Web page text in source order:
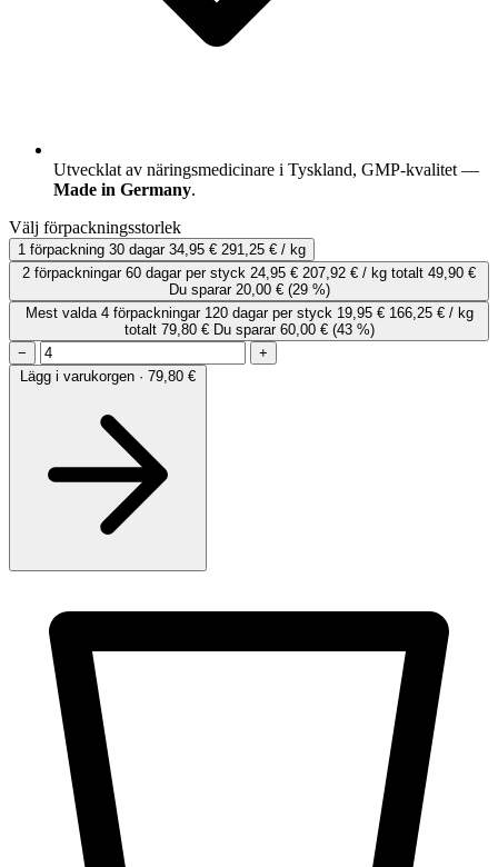
Utvecklat av näringsmedicinare i Tyskland, GMP-kvalitet —
Made in Germany.
Välj förpackningsstorlek
1 förpackning 30 dagar 34,95 € 291,25 € / kg
2 förpackningar 60 dagar per styck 24,95 € 207,92 € / kg totalt 49,90 €
Du sparar 20,00 € (29 %)
Mest valda 4 förpackningar 120 dagar per styck 19,95 € 166,25 € / kg
totalt 79,80 € Du sparar 60,00 € (43 %)
−
+
Lägg i varukorgen · 79,80 €